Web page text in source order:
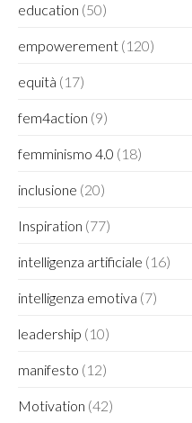
education (50)
empowerement (120)
equità (17)
fem4action (9)
femminismo 4.0 (18)
inclusione (20)
Inspiration (77)
intelligenza artificiale (16)
intelligenza emotiva (7)
leadership (10)
manifesto (12)
Motivation (42)